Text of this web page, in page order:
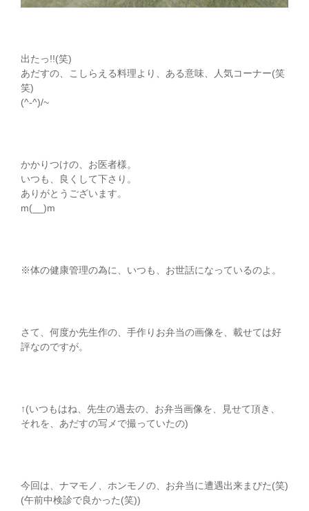
出たっ!!(笑)
あだすの、こしらえる料理より、ある意味、人気コーナー(笑
笑)
(^-^)/~
かかりつけの、お医者様。
いつも、良くして下さり。
ありがとうございます。
m(__)m
※体の健康管理の為に、いつも、お世話になっているのよ。
さて、何度か先生作の、手作りお弁当の画像を、載せては好
評なのですが。
↑(いつもはね、先生の過去の、お弁当画像を、見せて頂き、
それを、あだすの写メで撮っていたの)
今回は、ナマモノ、ホンモノの、お弁当に遭遇出来まぴた(笑)
(午前中検診で良かった(笑))